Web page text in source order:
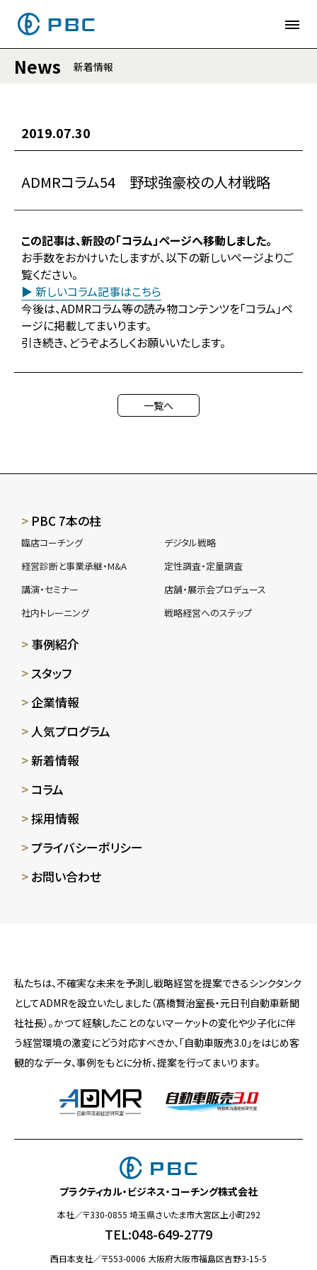
News 新着情報
2019.07.30
ADMRコラム54 野球強豪校の人材戦略
この記事は、新設の「コラム」ページへ移動しました。
お手数をおかけいたしますが、以下の新しいページよりご
覧ください。
▶ 新しいコラム記事はこちら
今後は、ADMRコラム等の読み物コンテンツを「コラム」ペ
ージに掲載してまいります。
引き続き、どうぞよろしくお願いいたします。
一覧へ
PBC 7本の柱
臨店コーチング
経営診断と事業承継・M&A
講演・セミナー
社内トレーニング
デジタル戦略
定性調査・定量調査
店舗・展示会プロデュース
戦略経営へのステップ
事例紹介
スタッフ
企業情報
人気プログラム
新着情報
コラム
採用情報
プライバシーポリシー
お問い合わせ
私たちは、不確実な未来を予測し戦略経営を提案できるシンクタンク
としてADMRを設立いたしました（髙橋賢治室長・元日刊自動車新聞
社社長）。かつて経験したことのないマーケットの変化や少子化に伴
う経営環境の激変にどう対応すべきか、「自動車販売3.0」をはじめ客
観的なデータ、事例をもとに分析、提案を行ってまいります。
プラクティカル・ビジネス・コーチング株式会社
本社／〒330-0855 埼玉県さいたま市大宮区上小町292
TEL:048-649-2779
西日本支社／〒553-0006 大阪府大阪市福島区吉野3-15-5